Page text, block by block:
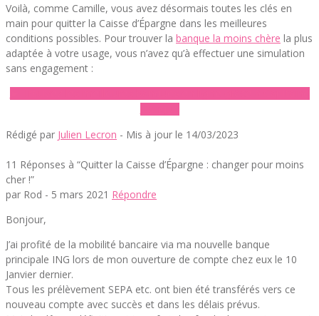
Voilà, comme Camille, vous avez désormais toutes les clés en
main pour quitter la Caisse d’Épargne dans les meilleures
conditions possibles. Pour trouver la banque la moins chère la plus
adaptée à votre usage, vous n’avez qu’à effectuer une simulation
sans engagement :
Rédigé par Julien Lecron - Mis à jour le 14/03/2023
11 Réponses à “Quitter la Caisse d’Épargne : changer pour moins
cher !”
par Rod - 5 mars 2021 Répondre
Bonjour,
J’ai profité de la mobilité bancaire via ma nouvelle banque
principale ING lors de mon ouverture de compte chez eux le 10
Janvier dernier.
Tous les prélèvement SEPA etc. ont bien été transférés vers ce
nouveau compte avec succès et dans les délais prévus.